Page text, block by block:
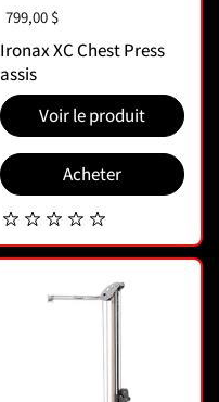
Prix :
799,00 $
Ironax XC Chest Press
assis
Voir le produit
Acheter